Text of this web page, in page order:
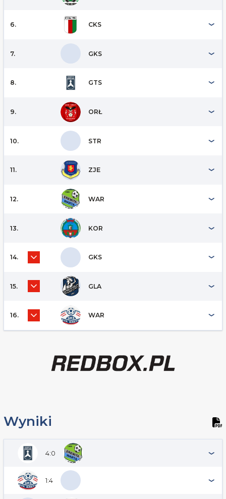
6. CKS
7. GKS
8. GTS
9. ORŁ
10. STR
11. ZJE
12. WAR
13. KOR
14. GKS
15. GLA
16. WAR
Wyniki
4:0
1:4